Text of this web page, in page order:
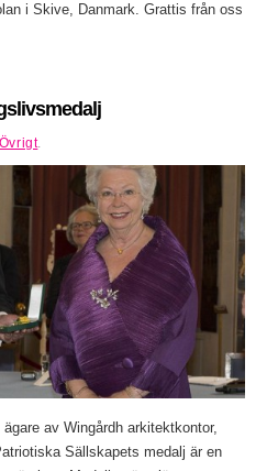
i Skive, Danmark. Grattis från oss
Övrigt.
av Wingårdh arkitektkontor,
Sällskapets medalj är en